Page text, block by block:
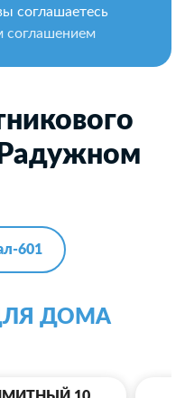
соглашаетесь
соглашением
601
ДОМА